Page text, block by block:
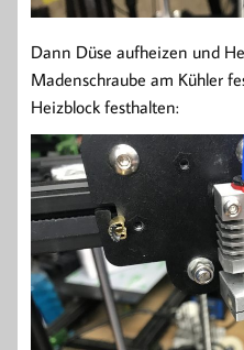
Dann Düse aufheizen und
Madenschraube am Kühler
Heizblock festhalten: